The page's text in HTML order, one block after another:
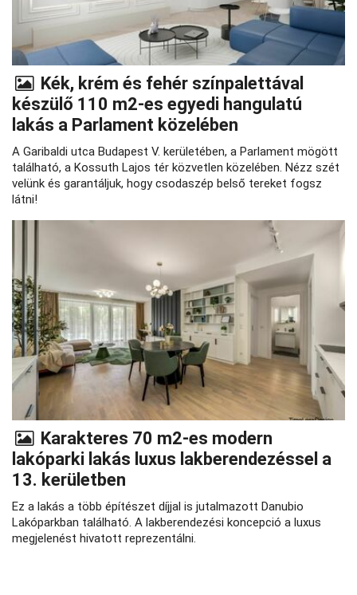
Kék, krém és fehér színpalettával
készülő 110 m2-es egyedi hangulatú
lakás a Parlament közelében
A Garibaldi utca Budapest V. kerületében, a Parlament mögött
található, a Kossuth Lajos tér közvetlen közelében. Nézz szét
velünk és garantáljuk, hogy csodaszép belső tereket fogsz
látni!
Karakteres 70 m2-es modern
lakóparki lakás luxus lakberendezéssel a
13. kerületben
Ez a lakás a több építészet díjjal is jutalmazott Danubio
Lakóparkban található. A lakberendezési koncepció a luxus
megjelenést hivatott reprezentálni.